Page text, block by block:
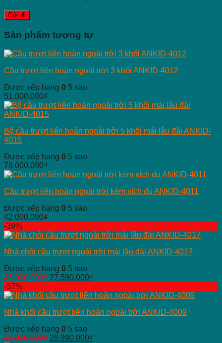
Sản phẩm tương tự
Cầu trượt liên hoàn ngoài trời 3 khối ANKID-4012
Được xếp hạng 0 5 sao
51.000.000₫
Bộ cầu trượt liên hoàn ngoài trời 5 khối mái lâu đài ANKID-
4015
Được xếp hạng 0 5 sao
79.000.000₫
Cầu trượt liên hoàn ngoài trời kèm xích đu ANKID-4011
Được xếp hạng 0 5 sao
42.000.000₫
-39%
Nhà chòi cầu trượt ngoài trời mái lâu đài ANKID-4017
Được xếp hạng 0 5 sao
45.000.000₫ 27.590.000₫
-37%
Nhà khối cầu trượt liên hoàn ngoài trời ANKID-4009
Được xếp hạng 0 5 sao
46.000.000₫ 28.990.000₫